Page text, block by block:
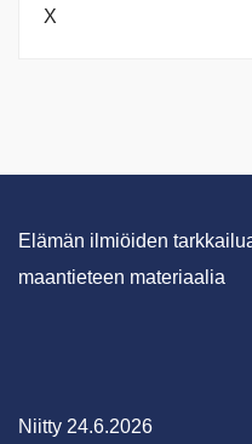
X
Elämän ilmiöiden
maantieteen materiaalia
Niitty 24.6.2026